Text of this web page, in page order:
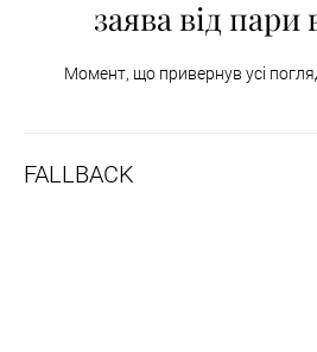
заява від
Момент, що привернув усі
FALLBACK